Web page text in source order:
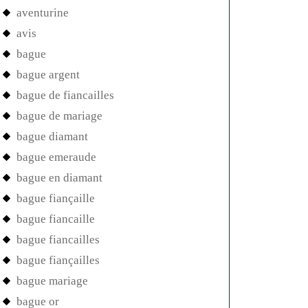
aventurine
avis
bague
bague argent
bague de fiancailles
bague de mariage
bague diamant
bague emeraude
bague en diamant
bague fiançaille
bague fiancaille
bague fiancailles
bague fiançailles
bague mariage
bague or